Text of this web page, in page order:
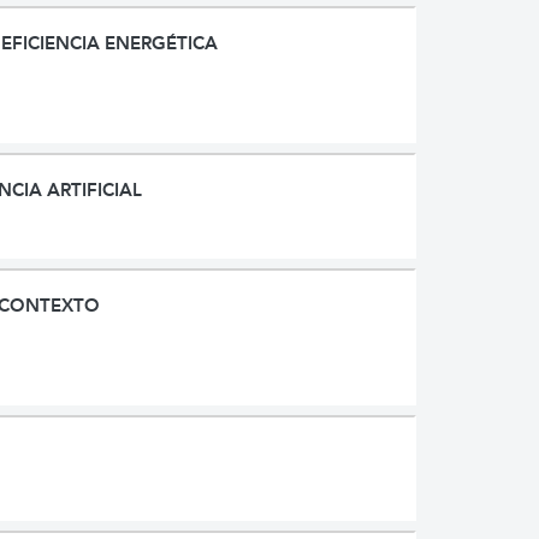
ENERGÉTICA
ARTIFICIAL